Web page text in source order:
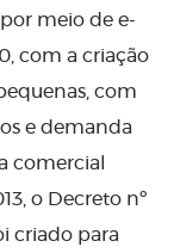
meio de e-
com a criação
com
e demanda
comercial
o Decreto nº
criado para